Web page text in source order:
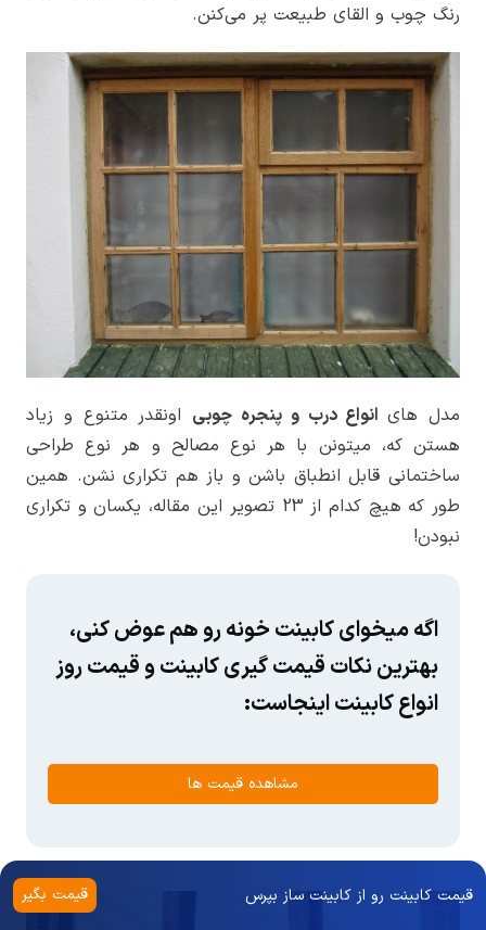
رنگ چوب و القای طبیعت پر می‌کنن.
مدل هایانواع درب و پنجره چوبی اونقدر متنوع و زیاد
هستن که، میتونن با هر نوع مصالح و هر نوع طراحی
ساختمانی قابل انطباق باشن و باز هم تکراری نشن. همین
طور که هیچ کدام از 23 تصویر این مقاله، یکسان و تکراری
نبودن!
اگه میخوای کابینت خونه رو هم عوض کنی،
بهترین نکات قیمت گیری کابینت و قیمت روز
انواع کابینت اینجاست:
مشاهده قیمت ها
قیمت کابینت رو از کابینت ساز بپرس قیمت بگیر